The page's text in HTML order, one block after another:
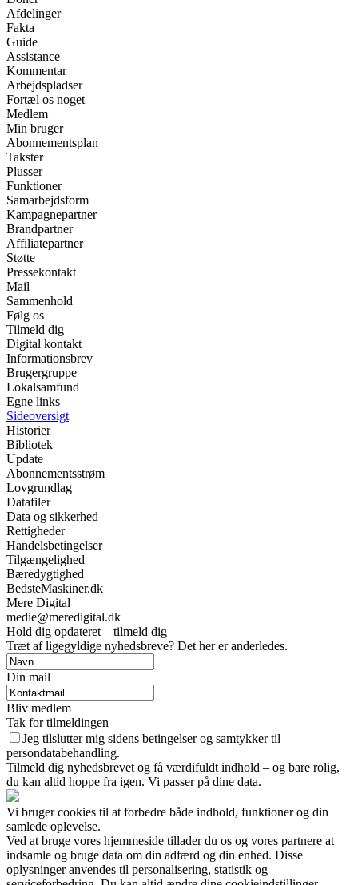
Afdelinger
Fakta
Guide
Assistance
Kommentar
Arbejdspladser
Fortæl os noget
Medlem
Min bruger
Abonnementsplan
Takster
Plusser
Funktioner
Samarbejdsform
Kampagnepartner
Brandpartner
Affiliatepartner
Støtte
Pressekontakt
Mail
Sammenhold
Følg os
Tilmeld dig
Digital kontakt
Informationsbrev
Brugergruppe
Lokalsamfund
Egne links
Sideoversigt
Historier
Bibliotek
Update
Abonnementsstrøm
Lovgrundlag
Datafiler
Data og sikkerhed
Rettigheder
Handelsbetingelser
Tilgængelighed
Bæredygtighed
BedsteMaskiner.dk
Mere Digital
medie@meredigital.dk
Hold dig opdateret – tilmeld dig
Træt af ligegyldige nyhedsbreve? Det her er anderledes.
Din mail
Bliv medlem
Tak for tilmeldingen
Jeg tilslutter mig sidens betingelser og samtykker til
persondatabehandling.
Tilmeld dig nyhedsbrevet og få værdifuldt indhold – og bare rolig,
du kan altid hoppe fra igen. Vi passer på dine data.
Vi bruger cookies til at forbedre både indhold, funktioner og din
samlede oplevelse.
Ved at bruge vores hjemmeside tillader du os og vores partnere at
indsamle og bruge data om din adfærd og din enhed. Disse
oplysninger anvendes til personalisering, statistik og